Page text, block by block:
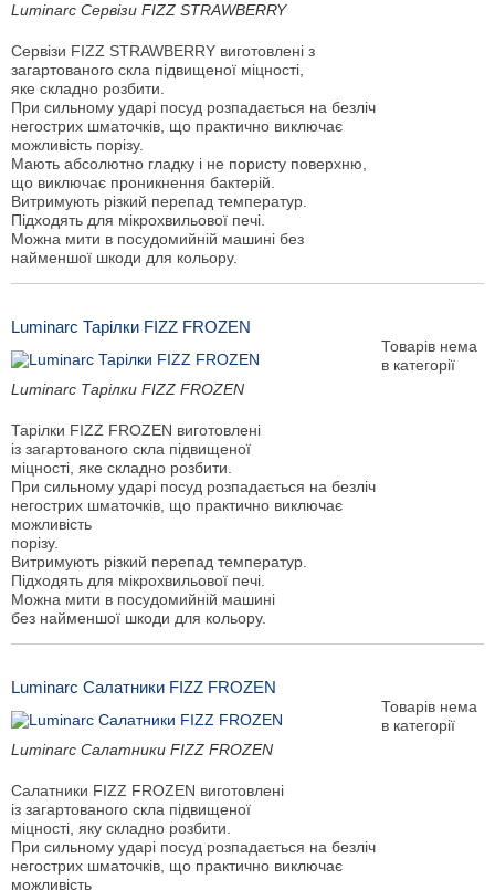
Luminarc Сервізи FIZZ STRAWBERRY
Сервізи FIZZ STRAWBERRY виготовлені з
загартованого скла підвищеної міцності,
яке складно розбити.
При сильному ударі посуд розпадається на безліч
негострих шматочків, що практично виключає
можливість порізу.
Мають абсолютно гладку і не пористу поверхню,
що виключає проникнення бактерій.
Витримують різкий перепад температур.
Підходять для мікрохвильової печі.
Можна мити в посудомийній машині без
найменшої шкоди для кольору.
Luminarc Тарілки FIZZ FROZEN
Luminarc Тарілки FIZZ FROZEN
Тарілки FIZZ FROZEN виготовлені
із загартованого скла підвищеної
міцності, яке складно розбити.
При сильному ударі посуд розпадається на безліч
негострих шматочків, що практично виключає
можливість
порізу.
Витримують різкий перепад температур.
Підходять для мікрохвильової печі.
Можна мити в посудомийній машині
без найменшої шкоди для кольору.
Товарів нема
в категорії
Luminarc Салатники FIZZ FROZEN
Luminarc Салатники FIZZ FROZEN
Салатники FIZZ FROZEN виготовлені
із загартованого скла підвищеної
міцності, яку складно розбити.
При сильному ударі посуд розпадається на безліч
негострих шматочків, що практично виключає
можливість
Товарів нема
в категорії